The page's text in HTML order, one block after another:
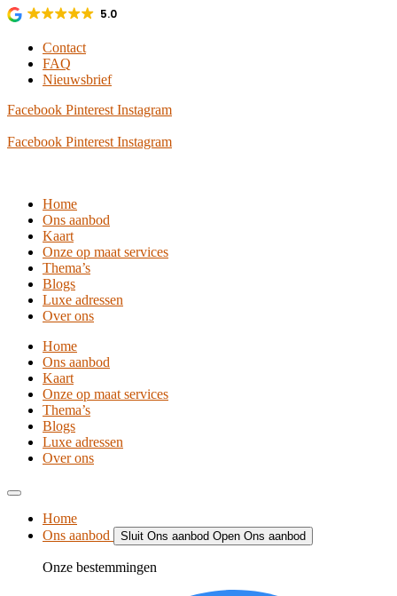
Ga
inhoud
5.0
Contact
FAQ
Nieuwsbrief
Facebook Pinterest Instagram
Facebook Pinterest Instagram
Home
Ons aanbod
Kaart
Onze op maat services
Thema’s
Blogs
Luxe adressen
Over ons
Home
Ons aanbod
Kaart
Onze op maat services
Thema’s
Blogs
Luxe adressen
Over ons
Home
Ons aanbod
Sluit Ons aanbod Open Ons aanbod
Onze bestemmingen